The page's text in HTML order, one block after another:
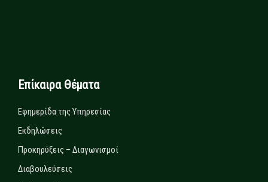
Επίκαιρα Θέματα
Εφημερίδα της Υπηρεσίας
Εκδηλώσεις
Προκηρύξεις – Διαγωνισμοί
Διαβουλεύσεις